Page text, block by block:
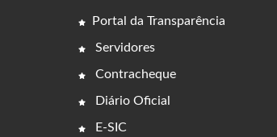
Portal da Transparência
Servidores
Contracheque
Diário Oficial
E-SIC